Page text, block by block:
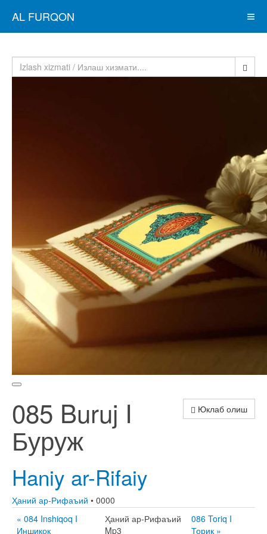
AL FURQON
Юклаб олиш
085 Buruj I
Буруж
Haniy ar-Rifaiy
Ҳаний ар-Рифаъий • 0000
« 084 Inshiqoq I
Иншиқоқ
Ҳаний ар-Рифаъий
Mp3
086 Toriq I
Ториқ »